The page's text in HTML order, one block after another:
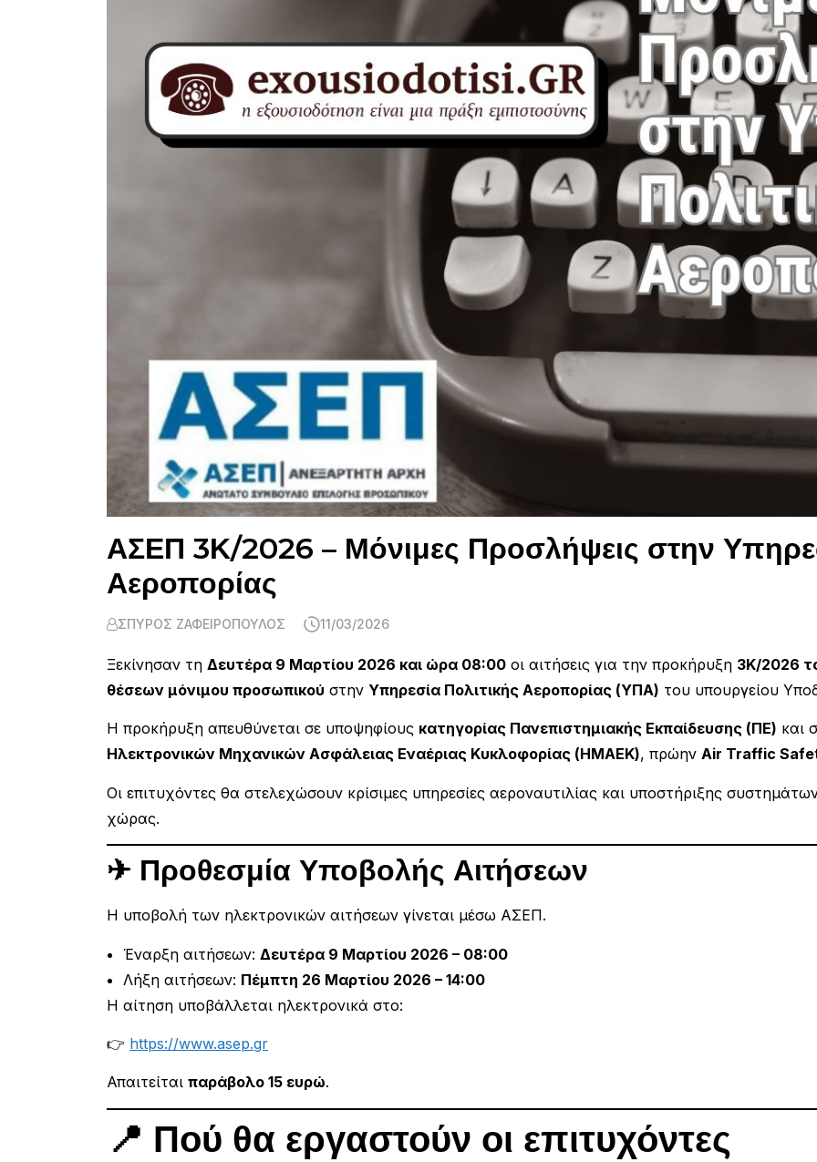
ΑΣΕΠ 3Κ/2026 – Μόνιμες Προσλήψεις στην
Αεροπορίας
ΣΠΎΡΟΣ ΖΑΦΕΙΡΌΠΟΥΛΟΣ 11/03/2026
Ξεκίνησαν τη Δευτέρα 9 Μαρτίου 2026 και ώρα 08:00 οι αιτήσεις για την προκήρυξη 3Κ/2026
θέσεων μόνιμου προσωπικού στην Υπηρεσία Πολιτικής Αεροπορίας (ΥΠΑ) του υπουργείου
Η προκήρυξη απευθύνεται σε υποψηφίους κατηγορίας Πανεπιστημιακής Εκπαίδευσης (ΠΕ) και
Ηλεκτρονικών Μηχανικών Ασφάλειας Εναέριας Κυκλοφορίας (ΗΜΑΕΚ), πρώην Air Traffic
Οι επιτυχόντες θα στελεχώσουν κρίσιμες υπηρεσίες αεροναυτιλίας και υποστήριξης
χώρας.
✈ Προθεσμία Υποβολής Αιτήσεων
Η υποβολή των ηλεκτρονικών αιτήσεων γίνεται μέσω ΑΣΕΠ.
Έναρξη αιτήσεων: Δευτέρα 9 Μαρτίου 2026 – 08:00
Λήξη αιτήσεων: Πέμπτη 26 Μαρτίου 2026 – 14:00
Η αίτηση υποβάλλεται ηλεκτρονικά στο:
👉 https://www.asep.gr
Απαιτείται παράβολο 15 ευρώ.
📍 Πού θα εργαστούν οι επιτυχόντες